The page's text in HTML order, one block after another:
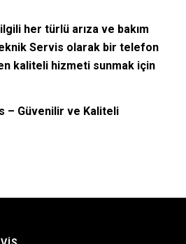
her türlü arıza ve bakım
Servis olarak bir telefon
kaliteli hizmeti sunmak için
– Güvenilir ve Kaliteli